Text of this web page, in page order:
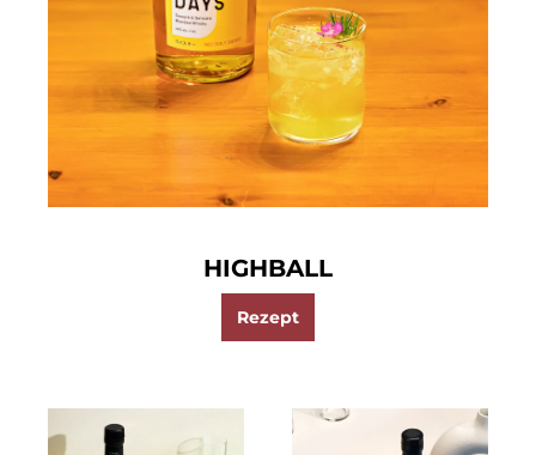
HIGHBALL
Rezept